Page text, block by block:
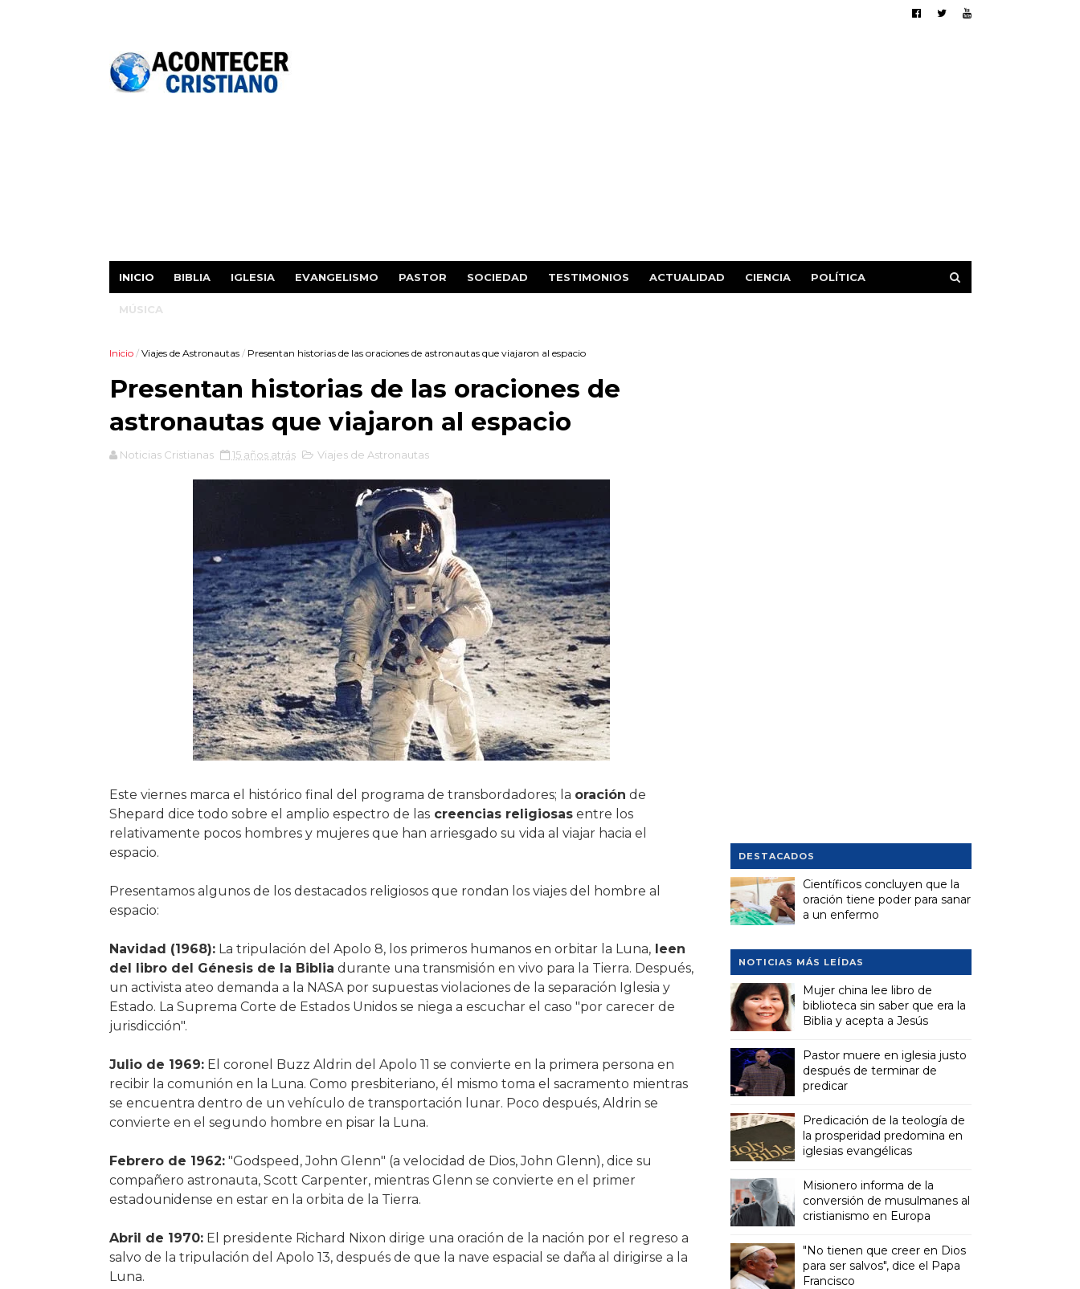
INICIO BIBLIA IGLESIA EVANGELISMO PASTOR SOCIEDAD TESTIMONIOS ACTUALIDAD CIENCIA POLÍTICA
MÚSICA
Inicio / Viajes de Astronautas / Presentan historias de las oraciones de astronautas que viajaron al espacio
Presentan historias de las oraciones de
astronautas que viajaron al espacio
Noticias Cristianas 15 años atrás Viajes de Astronautas
Este viernes marca el histórico final del programa de transbordadores; la oración de
Shepard dice todo sobre el amplio espectro de lascreencias religiosasentre los
relativamente pocos hombres y mujeres que han arriesgado su vida al viajar hacia el
espacio.
Presentamos algunos de los destacados religiosos que rondan los viajes del hombre al
espacio:
Navidad (1968):La tripulación del Apolo 8, los primeros humanos en orbitar la Luna,leen
del libro del Génesis de la Biblia durante una transmisión en vivo para la Tierra. Después,
un activista ateo demanda a la NASA por supuestas violaciones de la separación Iglesia y
Estado. La Suprema Corte de Estados Unidos se niega a escuchar el caso "por carecer de
jurisdicción".
Julio de 1969:El coronel Buzz Aldrin del Apolo 11 se convierte en la primera persona en
recibir la comunión en la Luna. Como presbiteriano, él mismo toma el sacramento mientras
se encuentra dentro de un vehículo de transportación lunar. Poco después, Aldrin se
convierte en el segundo hombre en pisar la Luna.
Febrero de 1962:"Godspeed, John Glenn" (a velocidad de Dios, John Glenn), dice su
compañero astronauta, Scott Carpenter, mientras Glenn se convierte en el primer
estadounidense en estar en la orbita de la Tierra.
Abril de 1970:El presidente Richard Nixon dirige una oración de la nación por el regreso a
salvo de la tripulación del Apolo 13, después de que la nave espacial se daña al dirigirse a la
Luna.
DESTACADOS
Científicos concluyen que la
oración tiene poder para sanar
a un enfermo
NOTICIAS MÁS LEÍDAS
Mujer china lee libro de
biblioteca sin saber que era la
Biblia y acepta a Jesús
Pastor muere en iglesia justo
después de terminar de
predicar
Predicación de la teología de
la prosperidad predomina en
iglesias evangélicas
Misionero informa de la
conversión de musulmanes al
cristianismo en Europa
"No tienen que creer en Dios
para ser salvos", dice el Papa
Francisco